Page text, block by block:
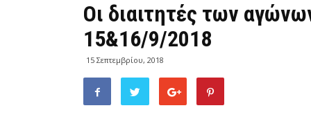
Οι διαιτητές των
15&16/9/2018
15 Σεπτεμβρίου, 2018